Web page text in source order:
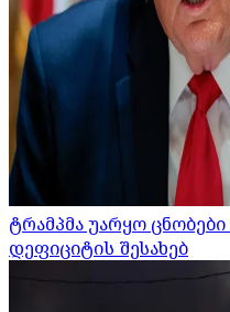
ტრამპმა უარყო
დეფიციტის შესახებ